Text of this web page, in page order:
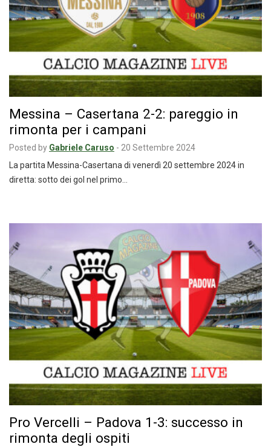
Messina – Casertana 2-2: pareggio in
rimonta per i campani
Posted by Gabriele Caruso - 20 Settembre 2024
La partita Messina-Casertana di venerdì 20 settembre 2024 in
diretta: sotto dei gol nel primo…
Pro Vercelli – Padova 1-3: successo in
rimonta degli ospiti